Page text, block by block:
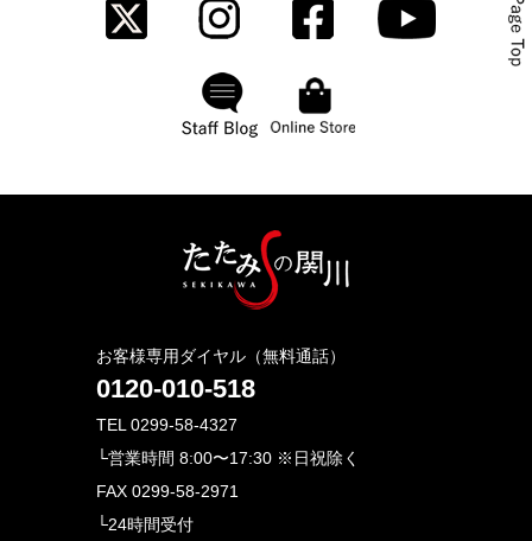
お客様専用ダイヤル（無料通話）
0120-010-518
TEL 0299-58-4327
└営業時間 8:00〜17:30 ※日祝除く
FAX 0299-58-2971
└24時間受付